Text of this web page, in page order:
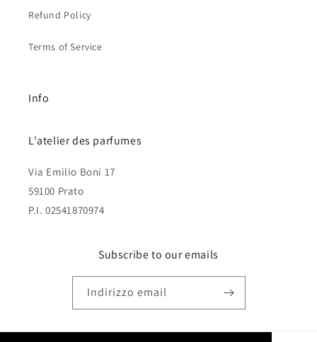
Refund Policy
Terms of Service
Info
L'atelier des parfumes
Via Emilio Boni 17
59100 Prato
P.I. 02541870974
Subscribe to our emails
Indirizzo email